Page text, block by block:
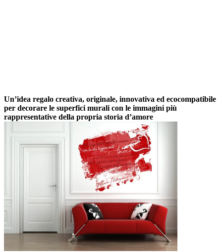
Un’idea regalo creativa, originale, innovativa ed ecocompatibile
per decorare le superfici murali con le immagini più
rappresentative della propria storia d’amore